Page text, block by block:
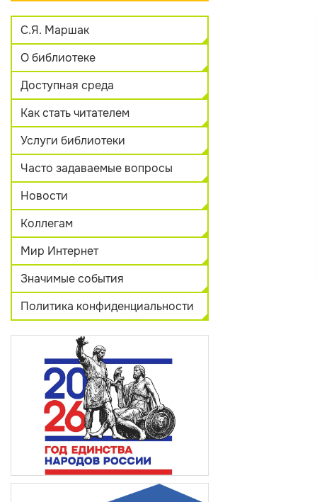
С.Я. Маршак
О библиотеке
Доступная среда
Как стать читателем
Услуги библиотеки
Часто задаваемые вопросы
Новости
Коллегам
Мир Интернет
Значимые события
Политика конфиденциальности